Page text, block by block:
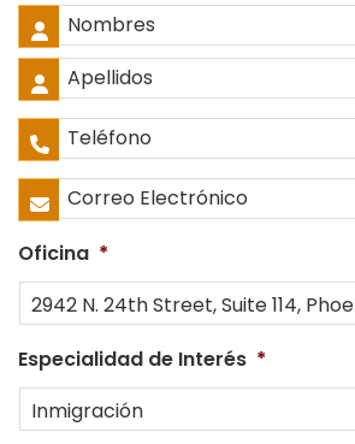
Nombre
Completo *
Nombres
Apellidos
Teléfono *
Correo
Electrónico *
Oficina *
Especialidad de Interés *